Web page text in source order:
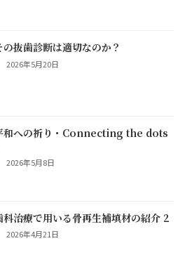
の抜歯診断は適切なのか？
2026年5月20日
和への祈り・Connecting the dots
2026年5月8日
科治療で用いる骨再生補填材の紹介 2
2026年4月21日